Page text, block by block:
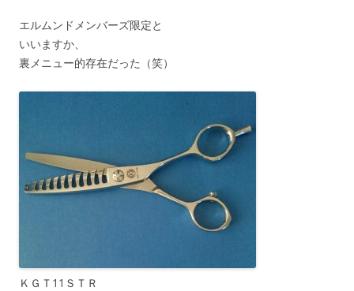
エルムンドメンバーズ限定と
いいますか、
裏メニュー的存在だった（笑）
ＫＧＴ11ＳＴＲ